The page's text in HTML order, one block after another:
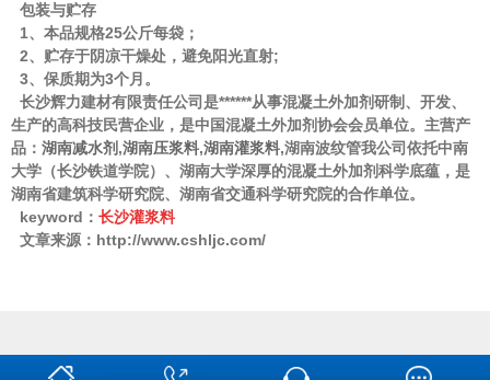
包装与贮存
1、本品规格25公斤每袋；
2、贮存于阴凉干燥处，避免阳光直射;
3、保质期为3个月。
长沙辉力建材有限责任公司是******从事混凝土外加剂研制、开发、
生产的高科技民营企业，是中国混凝土外加剂协会会员单位。主营产
品： 湖南减水剂 ,湖南压浆料,湖南灌浆料,湖南波纹管我公司依托中南
大学（长沙铁道学院）、湖南大学深厚的混凝土外加剂科学底蕴，是
湖南省建筑科学研究院、湖南省交通科学研究院的合作单位。
keyword： 长沙灌浆料
文章来源：http://www.cshljc.com/